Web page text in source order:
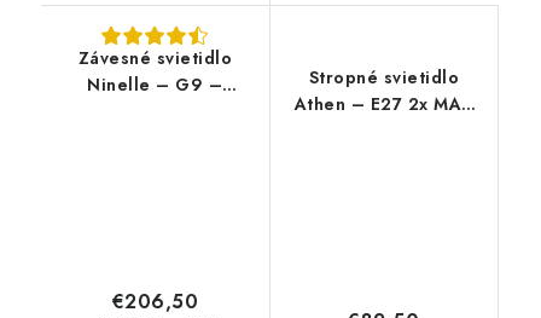
Závesné svietidlo
Ninelle – G9 –
€206,50
Stropné svietidlo
Athen – E27 2x MAX